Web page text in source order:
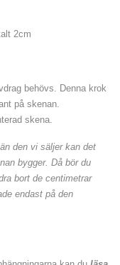
2cm
behövs. Denna krok
på skenan.
skena.
den vi säljer kan det
bygger. Då bör du
bort de centimetrar
endast på den